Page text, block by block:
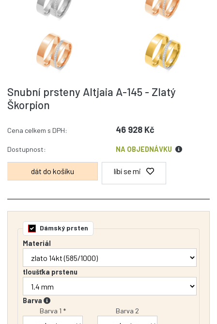
Snubní prsteny Altjaia A-145 - Zlatý
Škorpion
Cena celkem s DPH: 46 928 Kč
Dostupnost: NA OBJEDNÁVKU
líbí se mi
Dámský prsten
Materiál
tloušťka prstenu
Barva
Barva 1 *
Barva 2